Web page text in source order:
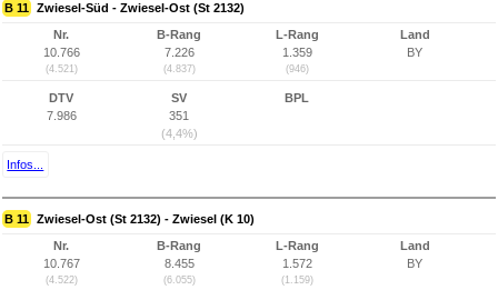
B 11 Zwiesel-Süd - Zwiesel-Ost (St 2132)
Nr.
10.766
(4.521)
B-Rang
7.226
(4.837)
L-Rang
1.359
(946)
Land
BY
DTV
7.986
SV
351
(4,4%)
BPL
Infos...
B 11 Zwiesel-Ost (St 2132) - Zwiesel (K 10)
Nr.
10.767
(4.522)
B-Rang
8.455
(6.055)
L-Rang
1.572
(1.159)
Land
BY